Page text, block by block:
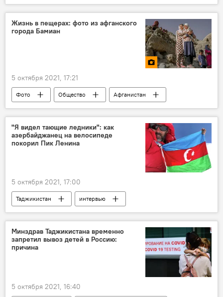
Энергетика газ
Россия
Проект "Северный поток"
Обзор СМИ
Мир
Жизнь в пещерах: фото из афганского
города Бамиан
5 октября 2021, 17:21
Фото Общество Афганистан
"Я видел тающие ледники": как
азербайджанец на велосипеде
покорил Пик Ленина
5 октября 2021, 17:00
Таджикистан
интервью
Азербайджан
альпинизм Туризм
Минздрав Таджикистана временно
запретил вывоз детей в Россию:
причина
5 октября 2021, 16:40